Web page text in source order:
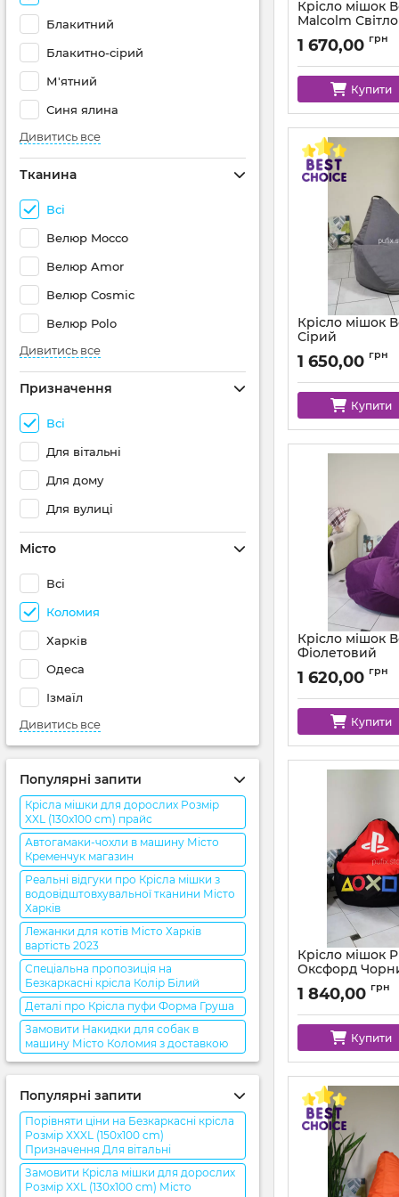
Блакитний
Блакитно-сірий
М'ятний
Синя ялина
Дивитись все
Тканина
Всі
Велюр Mocco
Велюр Amor
Велюр Cosmic
Велюр Polo
Дивитись все
Призначення
Всі
Для вітальні
Для дому
Для вулиці
Місто
Всі
Коломия
Харків
Одеса
Ізмаїл
Дивитись все
Популярні запити
Крісла мішки для дорослих Розмір
XXL (130x100 cm) прайс
Автогамаки-чохли в машину Місто
Кременчук магазин
Реальні відгуки про Крісла мішки з
водовідштовхувальної тканини Місто
Харків
Лежанки для котів Місто Харків
вартість 2023
Спеціальна пропозиція на
Безкаркасні крісла Колір Білий
Деталі про Крісла пуфи Форма Груша
Замовити Накидки для собак в
машину Місто Коломия з доставкою
Популярні запити
Порівняти ціни на Безкаркасні крісла
Розмір XXXL (150x100 cm)
Призначення Для вітальні
Замовити Крісла мішки для дорослих
Розмір XXL (130x100 cm) Місто
Крісло мішок
Malcolm
Артикул: km-
1 670,00 грн
Купити
Крісло мішок
Сірий
Артикул: km-
1 650,00 грн
Купити
Крісло мішок
Фіолетовий
Артикул: km-amor-
1 620,00 грн
Купити
Крісло мішок
Оксфорд
Артикул: km-ps-ox-
1 840,00 грн
Купити